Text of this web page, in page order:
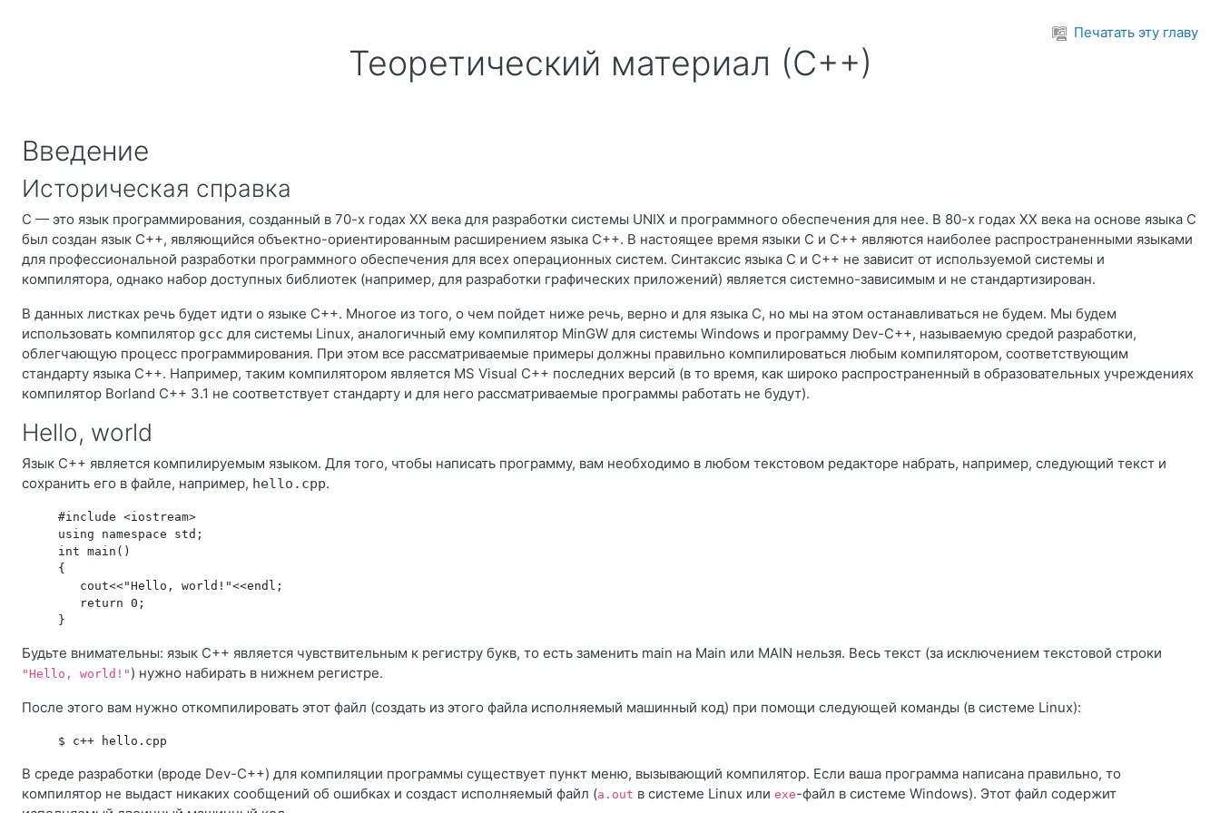
Печатать эту главу
Теоретический материал (С++)
Введение
Историческая справка
С — это язык программирования, созданный в 70-х годах XX века для разработки системы UNIX и программного обеспечения для нее. В 80-х годах XX века на основе языка C
был создан язык C++, являющийся объектно-ориентированным расширением языка C++. В настоящее время языки C и C++ являются наиболее распространенными языками
для профессиональной разработки программного обеспечения для всех операционных систем. Синтаксис языка C и C++ не зависит от используемой системы и
компилятора, однако набор доступных библиотек (например, для разработки графических приложений) является системно-зависимым и не стандартизирован.
В данных листках речь будет идти о языке C++. Многое из того, о чем пойдет ниже речь, верно и для языка C, но мы на этом останавливаться не будем. Мы будем
использовать компилятор gcc для системы Linux, аналогичный ему компилятор MinGW для системы Windows и программу Dev-C++, называемую средой разработки,
облегчающую процесс программирования. При этом все рассматриваемые примеры должны правильно компилироваться любым компилятором, соответствующим
стандарту языка C++. Например, таким компилятором является MS Visual C++ последних версий (в то время, как широко распространенный в образовательных учреждениях
компилятор Borland C++ 3.1 не соответствует стандарту и для него рассматриваемые программы работать не будут).
Hello, world
Язык C++ является компилируемым языком. Для того, чтобы написать программу, вам необходимо в любом текстовом редакторе набрать, например, следующий текст и
сохранить его в файле, например, hello.cpp.
     #include <iostream>
     using namespace std;
     int main()
     {
        cout<<"Hello, world!"<<endl;
        return 0;
Будьте внимательны: язык C++ является чувствительным к регистру букв, то есть заменить main на Main или MAIN нельзя. Весь текст (за исключением текстовой строки
"Hello, world!" ) нужно набирать в нижнем регистре.
После этого вам нужно откомпилировать этот файл (создать из этого файла исполняемый машинный код) при помощи следующей команды (в системе Linux):
В среде разработки (вроде Dev-C++) для компиляции программы существует пункт меню, вызывающий компилятор. Если ваша программа написана правильно, то
компилятор не выдаст никаких сообщений об ошибках и создаст исполняемый файл (a.out в системе Linux или exe-файл в системе Windows). Этот файл содержит